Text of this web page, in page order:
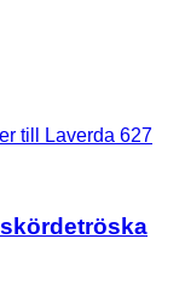
till Laverda 627